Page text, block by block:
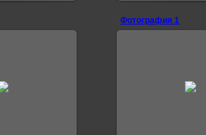
Фотография 1